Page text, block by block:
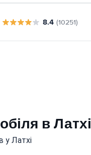
8.4 (10251)
в Латхі
у Латхі